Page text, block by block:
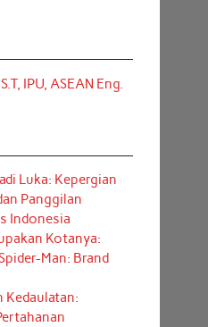
IPU, ASEAN Eng.
Luka: Kepergian
Panggilan
Indonesia
Kotanya:
Man: Brand
Kedaulatan: